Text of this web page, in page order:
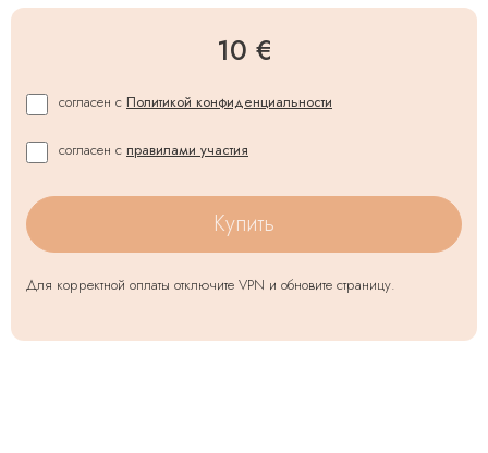
10 €
согласен с Политикой конфиденциальности
согласен с правилами участия
Купить
Для корректной оплаты отключите VPN и обновите страницу.